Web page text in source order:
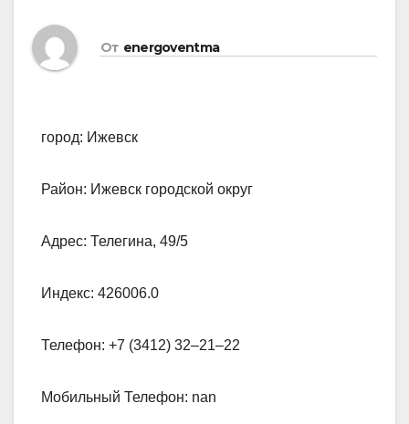
От energoventma
город: Ижевск
Район: Ижевск городской округ
Адрес: Телегина, 49/5
Индекс: 426006.0
Телефон: +7 (3412) 32‒21‒22
Мобильный Телефон: nan